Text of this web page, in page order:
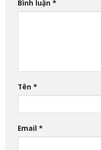
Bình luận *
Tên *
Email *